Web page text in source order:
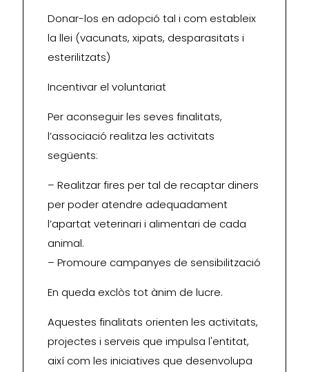
Donar-los en adopció tal i com estableix
la llei (vacunats, xipats, desparasitats i
esterilitzats)
Incentivar el voluntariat
Per aconseguir les seves finalitats,
l’associació realitza les activitats
següents:
– Realitzar fires per tal de recaptar diners
per poder atendre adequadament
l’apartat veterinari i alimentari de cada
animal.
– Promoure campanyes de sensibilització
En queda exclòs tot ànim de lucre.
Aquestes finalitats orienten les activitats,
projectes i serveis que impulsa l'entitat,
així com les iniciatives que desenvolupa